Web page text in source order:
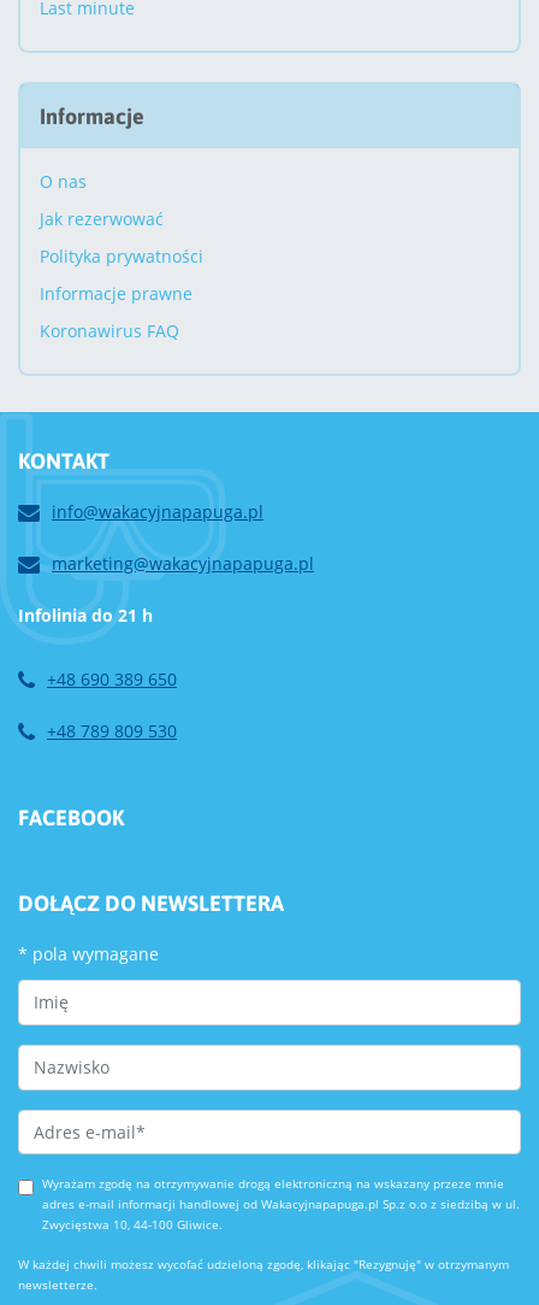
Last minute
Informacje
O nas
Jak rezerwować
Polityka prywatności
Informacje prawne
Koronawirus FAQ
KONTAKT
info@wakacyjnapapuga.pl
marketing@wakacyjnapapuga.pl
Infolinia do 21 h
+48 690 389 650
+48 789 809 530
FACEBOOK
DOŁĄCZ DO NEWSLETTERA
* pola wymagane
First Name
Last Name
Email Address *
Wyrażam zgodę na otrzymywanie drogą elektroniczną na wskazany przeze mnie
adres e-mail informacji handlowej od Wakacyjnapapuga.pl Sp.z o.o z siedzibą w ul.
Zwycięstwa 10, 44-100 Gliwice.
W każdej chwili możesz wycofać udzieloną zgodę, klikając "Rezygnuję" w otrzymanym
newsletterze.